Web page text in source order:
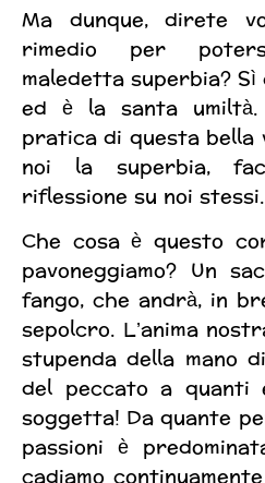
Ma dunque, direte
rimedio per
maledetta superbia? Sì
ed è la santa
pratica di questa
noi la superbia,
riflessione su noi stessi.
Che cosa è questo
pavoneggiamo? Un
fango, che andrà, in
sepolcro. L’anima
stupenda della mano
del peccato a quanti
soggetta! Da quante
passioni è